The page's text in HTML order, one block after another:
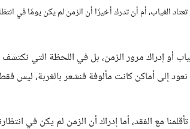
الغياب، أم أن تدرك أخيرًا أن الزمن لم يكن يومًا في
أو إدراك مرور الزمن، بل في اللحظة التي نكتشف
إلى أماكن كانت مألوفة فنشعر بالغربة، ليس
تأقلمنا مع الفقد، أما إدراك أن الزمن لم يكن في